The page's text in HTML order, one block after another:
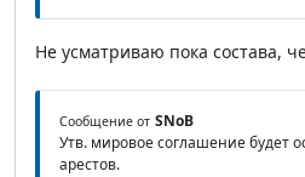
Не усматриваю пока состава,
Сообщение от SNoB
Утв. мировое соглашение будет
арестов.